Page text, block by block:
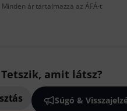
Minden ár tartalmazza az ÁFÁ-t
Tetszik, amit látsz?
Súgó &